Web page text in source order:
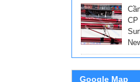
CP
Google Map